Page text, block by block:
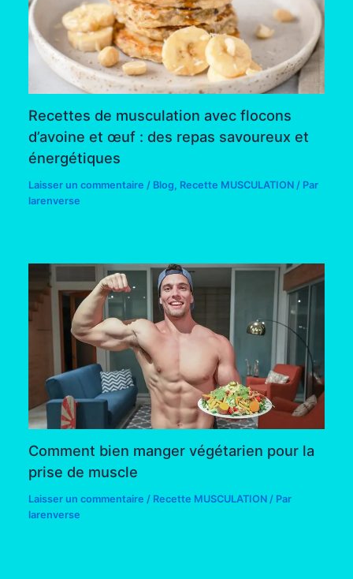
Recettes de musculation avec flocons
d’avoine et œuf : des repas savoureux et
énergétiques
Laisser un commentaire / Blog, Recette MUSCULATION / Par
larenverse
Comment bien manger végétarien pour la
prise de muscle
Laisser un commentaire / Recette MUSCULATION / Par
larenverse